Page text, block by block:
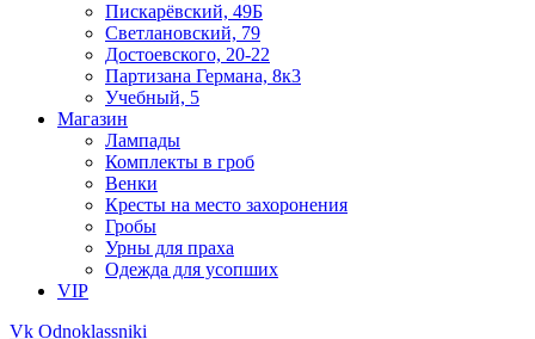
Пискарёвский, 49Б
Светлановский, 79
Достоевского, 20-22
Партизана Германа, 8к3
Учебный, 5
Магазин
Лампады
Комплекты в гроб
Венки
Кресты на место захоронения
Гробы
Урны для праха
Одежда для усопших
VIP
Vk Odnoklassniki